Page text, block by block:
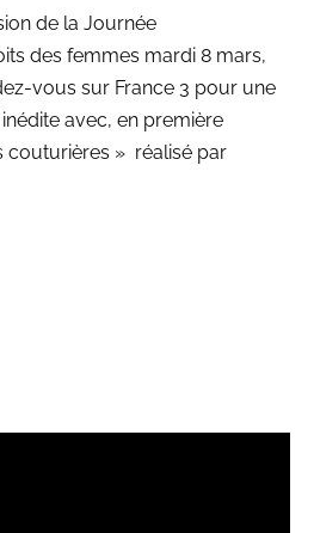
de la Journée
des femmes mardi 8 mars,
vous sur France 3 pour une
avec, en première
couturières » réalisé par